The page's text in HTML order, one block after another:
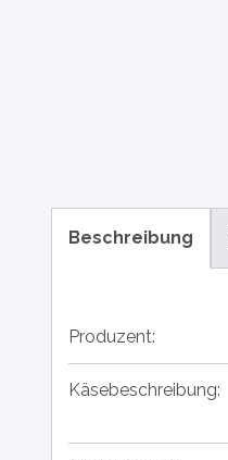
Beschreibung
Produzent:
Käsebeschreibung: